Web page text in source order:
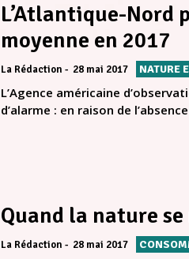
L’Atlantique-Nord
moyenne en 2017
La Rédaction 28 mai 2017 NATURE
L’Agence américaine
d’alarme : en raison de
Quand la nature
La Rédaction 28 mai 2017